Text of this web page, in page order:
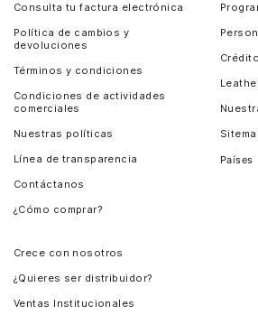
Consulta tu factura electrónica
Política de cambios y
devoluciones
Términos y condiciones
Condiciones de actividades
comerciales
Nuestras políticas
Línea de transparencia
Contáctanos
¿Cómo comprar?
Países
Crece con nosotros
¿Quieres ser distribuidor?
Ventas Institucionales